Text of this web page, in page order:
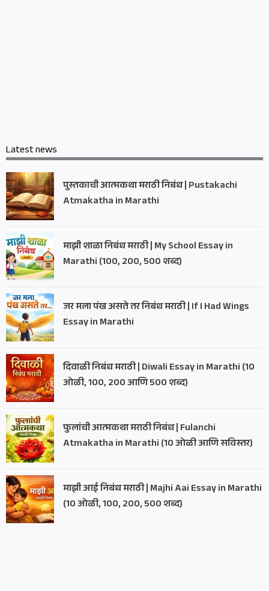
Latest news
पुस्तकाची आत्मकथा मराठी निबंध | Pustakachi
Atmakatha in Marathi
माझी शाळा निबंध मराठी | My School Essay in
Marathi (100, 200, 500 शब्द)
जर मला पंख असते तर निबंध मराठी | If I Had Wings
Essay in Marathi
दिवाळी निबंध मराठी | Diwali Essay in Marathi (10
ओळी, 100, 200 आणि 500 शब्द)
फुलांची आत्मकथा मराठी निबंध | Fulanchi
Atmakatha in Marathi (10 ओळी आणि सविस्तर)
माझी आई निबंध मराठी | Majhi Aai Essay in Marathi
(10 ओळी, 100, 200, 500 शब्द)